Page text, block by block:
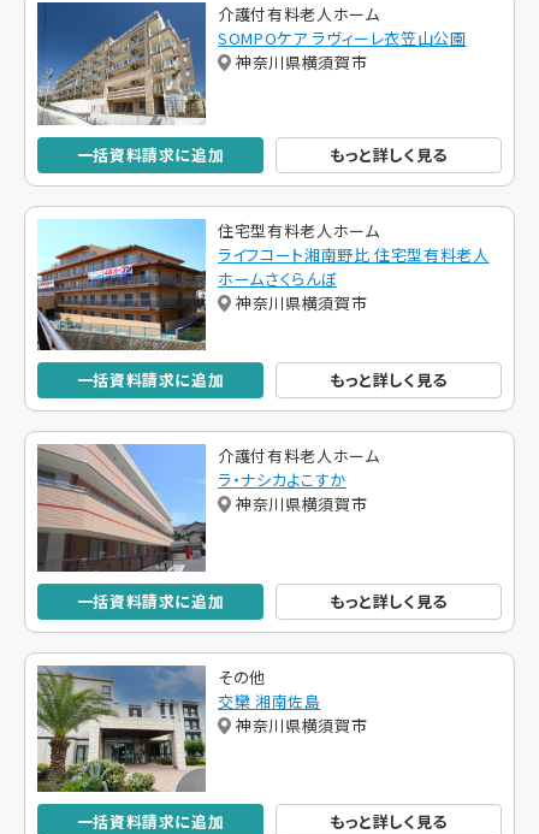
介護付有料老人ホーム
SOMPOケア ラヴィーレ衣笠山公園
神奈川県横須賀市
一括資料請求に追加 もっと詳しく見る
住宅型有料老人ホーム
ライフコート湘南野比 住宅型有料老人
ホームさくらんぼ
神奈川県横須賀市
一括資料請求に追加 もっと詳しく見る
介護付有料老人ホーム
ラ・ナシカよこすか
神奈川県横須賀市
一括資料請求に追加 もっと詳しく見る
その他
交欒 湘南佐島
神奈川県横須賀市
一括資料請求に追加 もっと詳しく見る